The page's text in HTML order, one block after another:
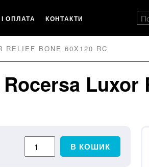
ОПЛАТА КОНТАКТИ
RELIEF BONE 60X120 RC
Luxor
В КОШИК